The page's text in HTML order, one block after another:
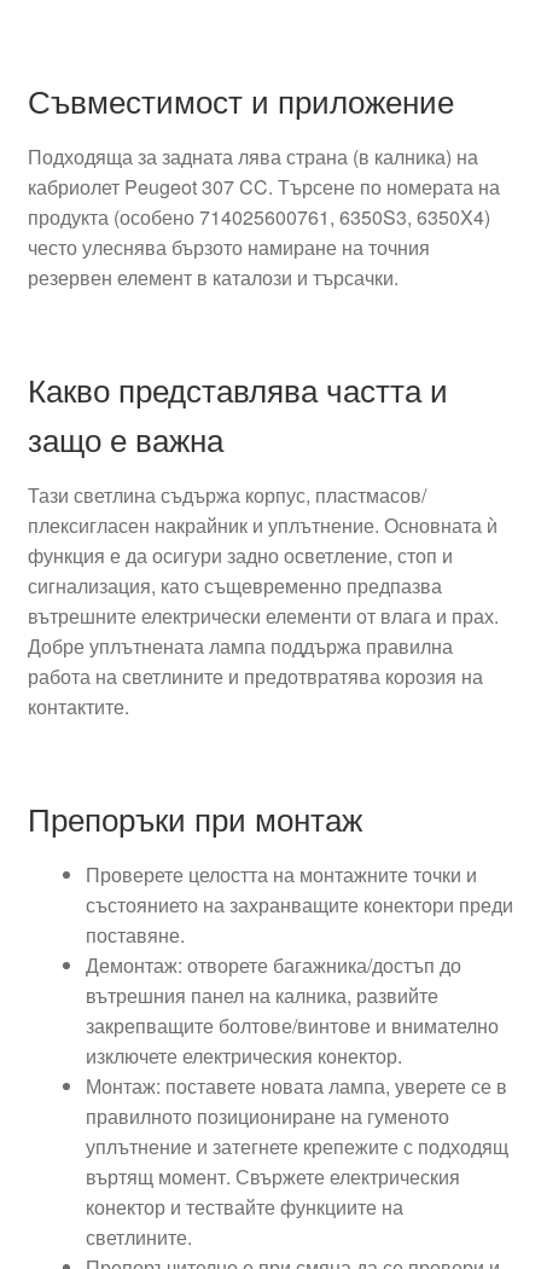
Съвместимост и приложение
Подходяща за задната лява страна (в калника) на
кабриолет Peugeot 307 CC. Търсене по номерата на
продукта (особено 714025600761, 6350S3, 6350X4)
често улеснява бързото намиране на точния
резервен елемент в каталози и търсачки.
Какво представлява частта и
защо е важна
Тази светлина съдържа корпус, пластмасов/
плексигласен накрайник и уплътнение. Основната ѝ
функция е да осигури задно осветление, стоп и
сигнализация, като същевременно предпазва
вътрешните електрически елементи от влага и прах.
Добре уплътнената лампа поддържа правилна
работа на светлините и предотвратява корозия на
контактите.
Препоръки при монтаж
Проверете целостта на монтажните точки и
състоянието на захранващите конектори преди
поставяне.
Демонтаж: отворете багажника/достъп до
вътрешния панел на калника, развийте
закрепващите болтове/винтове и внимателно
изключете електрическия конектор.
Монтаж: поставете новата лампа, уверете се в
правилното позициониране на гуменото
уплътнение и затегнете крепежите с подходящ
въртящ момент. Свържете електрическия
конектор и тествайте функциите на
светлините.